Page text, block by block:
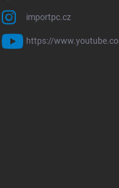
importpc.cz
https://